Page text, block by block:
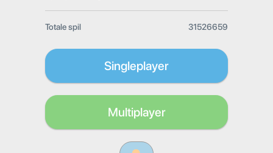
Totale spil 31526659
Singleplayer
Multiplayer